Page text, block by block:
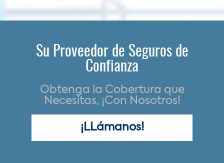
Su Proveedor de Seguros de
Confianza
Obtenga la Cobertura que
Necesitas, ¡Con Nosotros!
¡LLámanos!